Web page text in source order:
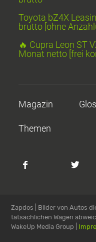
Toyota bZ4X
brutto [ohne
🔥 Cupra Leon ST
Monat netto [frei
Magazin
Themen
Zapdos | Bilder von Autos
tatsächlichen Wagen
WakeUp Media Group |